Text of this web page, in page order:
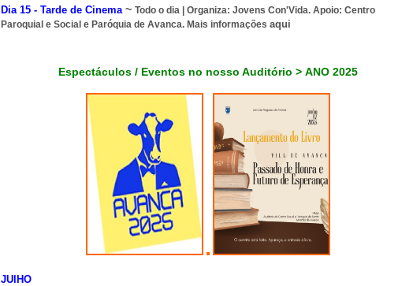
Dia 15 - Tarde de Cinema ~ Todo o dia | Organiza: Jovens Con'Vida. Apoio: Centro
Paroquial e Social e Paróquia de Avanca. Mais informações aqui
Espectáculos / Eventos no nosso Auditório > ANO 2025
JUlHO